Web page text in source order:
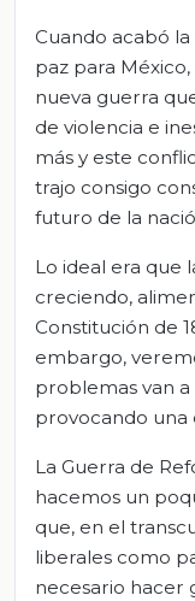
Cuando acabó
paz para
nueva guerra
de violencia e
más y este
trajo consigo
futuro de la
Lo ideal era que
creciendo,
Constitución de
embargo,
problemas van
provocando una
La Guerra de
hacemos un
que, en el
liberales como
necesario hacer